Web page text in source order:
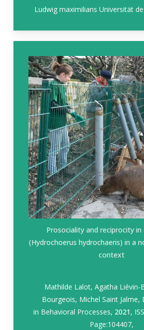
Ludwig maximilians Universität
Prosociality and reciprocity in
(Hydrochoerus hydrochaeris) in a
context
Mathilde Lalot, Agatha Liévin-
Bourgeois, Michel Saint Jalme,
in Behavioral Processes, 2021,
Page:104407,